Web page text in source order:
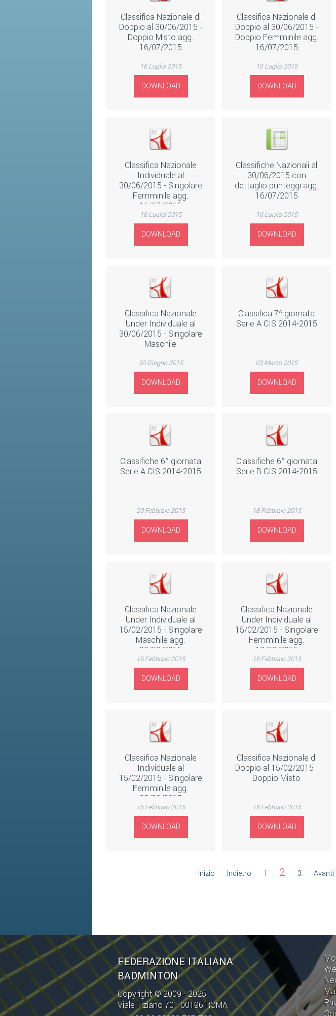
Classifica Nazionale di
Doppio al 30/06/2015 -
Doppio Misto agg.
16/07/2015
16 Luglio 2015
DOWNLOAD
Classifica Nazionale di
Doppio al 30/06/2015 -
Doppio Femminile agg.
16/07/2015
16 Luglio 2015
DOWNLOAD
Classifica Nazionale
Individuale al
30/06/2015 - Singolare
Femminile agg.
16/07/2015
16 Luglio 2015
DOWNLOAD
Classifiche Nazionali al
30/06/2015 con
dettaglio punteggi agg.
16/07/2015
16 Luglio 2015
DOWNLOAD
Classifica Nazionale
Under Individuale al
30/06/2015 - Singolare
Maschile
30 Giugno 2015
DOWNLOAD
Classifica 7^ giornata
Serie A CIS 2014-2015
03 Marzo 2015
DOWNLOAD
Classifiche 6^ giornata
Serie A CIS 2014-2015
20 Febbraio 2015
DOWNLOAD
Classifiche 6^ giornata
Serie B CIS 2014-2015
18 Febbraio 2015
DOWNLOAD
Classifica Nazionale
Under Individuale al
15/02/2015 - Singolare
Maschile agg.
02/03/2015
16 Febbraio 2015
DOWNLOAD
Classifica Nazionale
Under Individuale al
15/02/2015 - Singolare
Femminile agg.
18/03/2015
16 Febbraio 2015
DOWNLOAD
Classifica Nazionale
Individuale al
15/02/2015 - Singolare
Femminile agg.
23/02/2015
16 Febbraio 2015
DOWNLOAD
Classifica Nazionale di
Doppio al 15/02/2015 -
Doppio Misto
16 Febbraio 2015
DOWNLOAD
Inizio Indietro 1 2 3 Avanti
FEDERAZIONE ITALIANA
BADMINTON
Copyright © 2009 - 2025
Viale Tiziano 70 - 00196 ROMA